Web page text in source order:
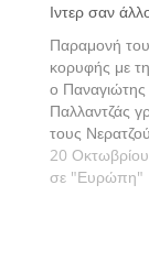
Ιντερ σαν
Παραμονή
κορυφής με
ο Παναγιώτης
Παλλαντζάς
τους
20
σε "Ευρώπη"